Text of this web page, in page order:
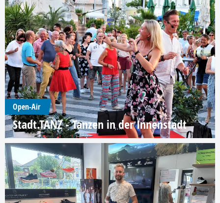
Open-Air
Stadt.TANZ - Tanzen in der Innenstadt